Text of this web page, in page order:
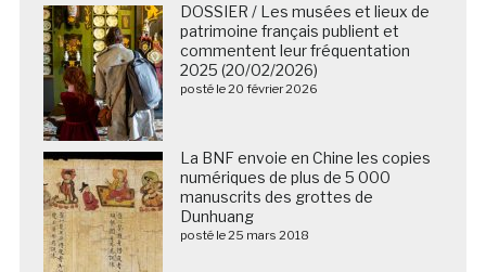
DOSSIER / Les musées et lieux de
patrimoine français publient et
commentent leur fréquentation
2025 (20/02/2026)
posté le 20 février 2026
La BNF envoie en Chine les copies
numériques de plus de 5 000
manuscrits des grottes de
Dunhuang
posté le 25 mars 2018